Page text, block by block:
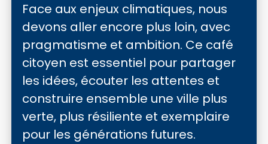
Face aux enjeux climatiques, nous
devons aller encore plus loin, avec
pragmatisme et ambition. Ce café
citoyen est essentiel pour partager
les idées, écouter les attentes et
construire ensemble une ville plus
verte, plus résiliente et exemplaire
pour les générations futures.